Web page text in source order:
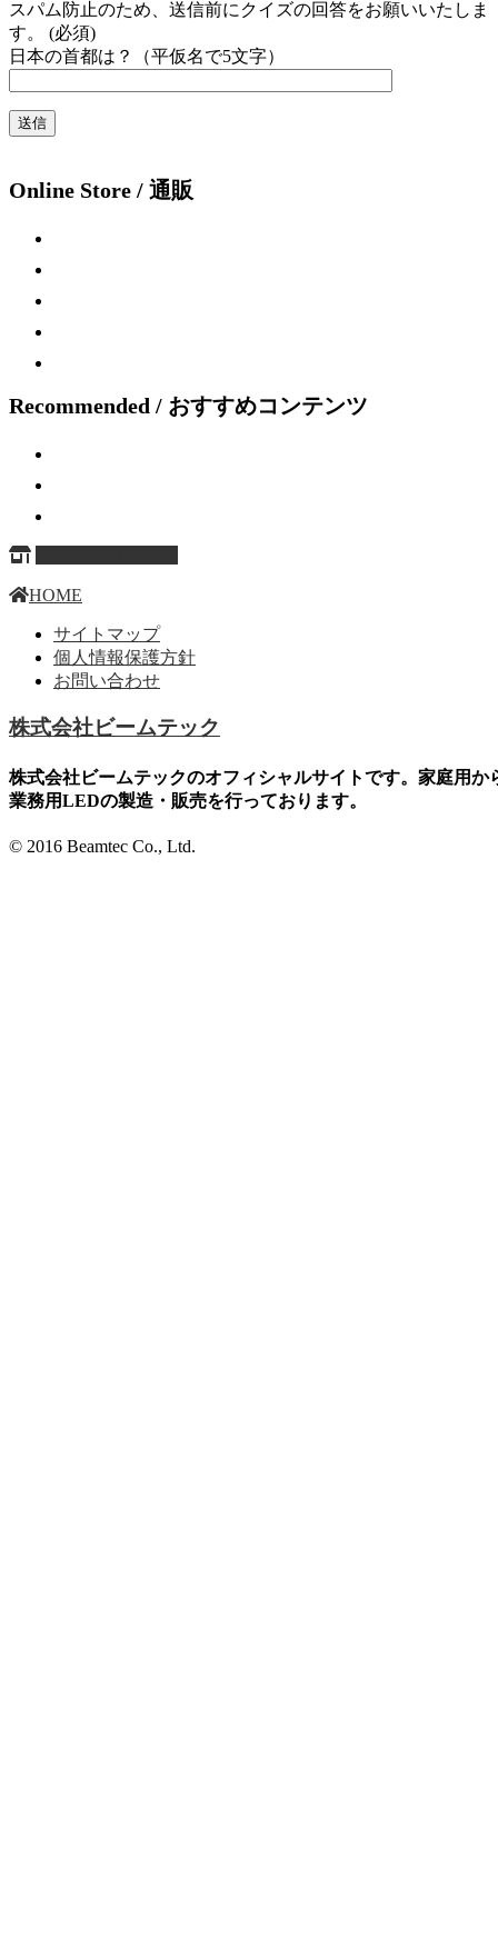
スパム防止のため、送信前にクイズの回答をお願いいたしま
す。 (必須)
日本の首都は？（平仮名で5文字）
Online Store / 通販
Recommended / おすすめコンテンツ
HOME
サイトマップ
個人情報保護方針
お問い合わせ
株式会社ビームテック
株式会社ビームテックのオフィシャルサイトです。家庭用か
業務用LEDの製造・販売を行っております。
© 2016 Beamtec Co., Ltd.